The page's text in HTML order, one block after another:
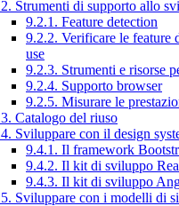
Strumenti di supporto allo
9.2.1. Feature detection
9.2.2. Verificare le feature
use
9.2.3. Strumenti e risorse
9.2.4. Supporto browser
9.2.5. Misurare le
Catalogo del riuso
Sviluppare con il design
9.4.1. Il framework
9.4.2. Il kit di sviluppo
9.4.3. Il kit di sviluppo
Sviluppare con i modelli di